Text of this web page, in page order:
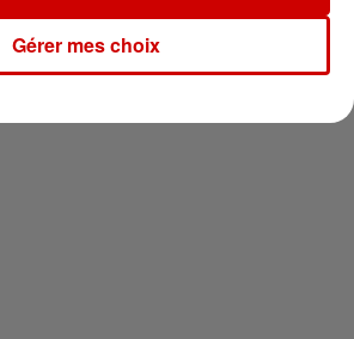
Gérer mes choix